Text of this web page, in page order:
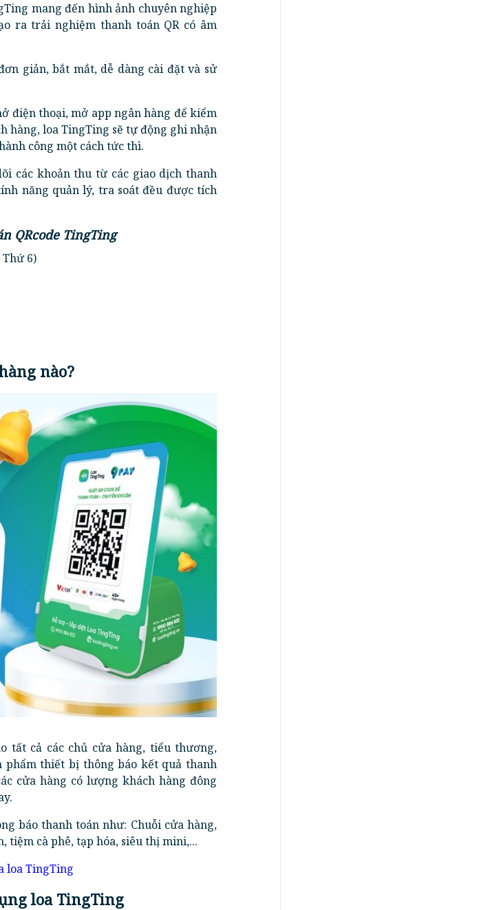
mang đến hình ảnh chuyên nghiệp
ra trải nghiệm thanh toán QR có âm
giản, bắt mắt, dễ dàng cài đặt và sử
điện thoại, mở app ngân hàng để kiểm
hàng, loa TingTing sẽ tự động ghi nhận
công một cách tức thì.
các khoản thu từ các giao dịch thanh
năng quản lý, tra soát đều được tích
QRcode TingTing
Thứ 6)
nào?
tất cả các chủ cửa hàng, tiểu thương,
phẩm thiết bị thông báo kết quả thanh
cửa hàng có lượng khách hàng đông
báo thanh toán như: Chuỗi cửa hàng,
tiệm cà phê, tạp hóa, siêu thị mini,...
loa TingTing
loa TingTing